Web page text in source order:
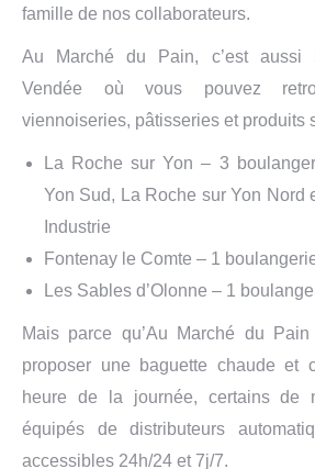
famille de nos collaborateurs.
Au Marché du Pain, c’est aussi
Vendée où vous pouvez
viennoiseries, pâtisseries et produits
La Roche sur Yon – 3
Yon Sud, La Roche sur Yon Nord
Industrie
Fontenay le Comte – 1
Les Sables d’Olonne – 1
Mais parce qu’Au Marché du
proposer une baguette chaude et
heure de la journée, certains de
équipés de distributeurs
accessibles 24h/24 et 7j/7.